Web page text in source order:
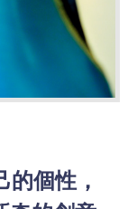
個性，